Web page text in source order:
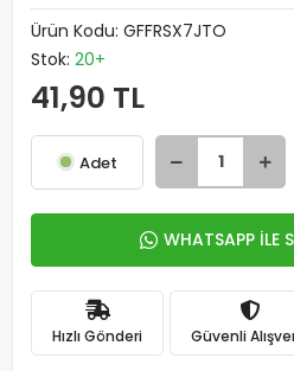
Ürün Kodu: GFFRSX7JTO
Stok: 20+
41,90 TL
Adet
WHATSAPP İLE
Hızlı Gönderi Güvenli